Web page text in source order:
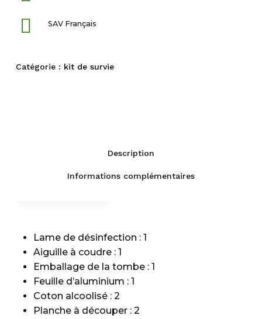
SAV Français
Catégorie : kit de survie
Description
Informations complémentaires
Fiche technique Description
Lame de désinfection : 1
Aiguille à coudre : 1
Emballage de la tombe : 1
Feuille d’aluminium : 1
Coton alcoolisé : 2
Planche à découper : 2